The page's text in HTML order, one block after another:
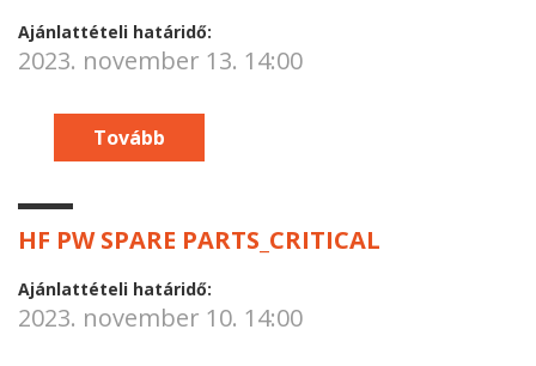
Ajánlattételi határidő:
2023. november 13. 14:00
Tovább
HF PW SPARE PARTS_CRITICAL
Ajánlattételi határidő:
2023. november 10. 14:00